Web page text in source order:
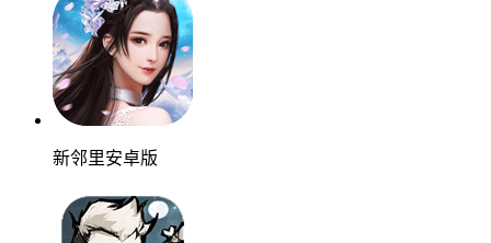
新邻里安卓版